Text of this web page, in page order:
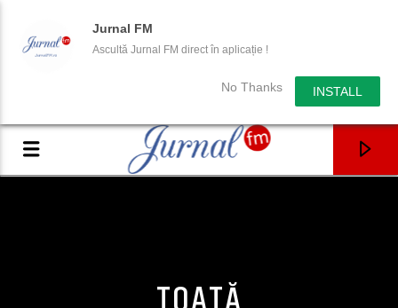
Jurnal FM
Ascultă Jurnal FM direct în aplicație !
No Thanks INSTALL